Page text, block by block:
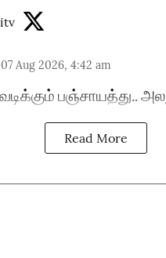
07 Aug 2026, 4:42 am
பஞ்சாயத்து..
Read More